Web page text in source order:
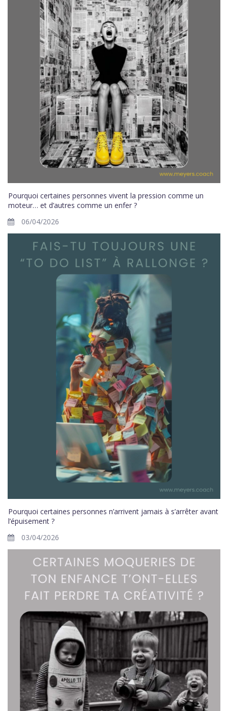
Pourquoi certaines personnes vivent la pression comme un
moteur… et d’autres comme un enfer ?
06/04/2026
Pourquoi certaines personnes n’arrivent jamais à s’arrêter avant
l’épuisement ?
03/04/2026